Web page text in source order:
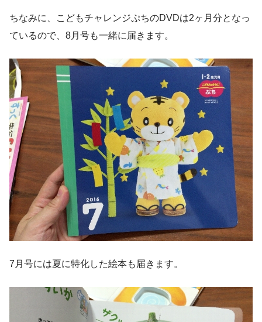
ちなみに、こどもチャレンジぷちのDVDは2ヶ月分となっ
ているので、8月号も一緒に届きます。
7月号には夏に特化した絵本も届きます。